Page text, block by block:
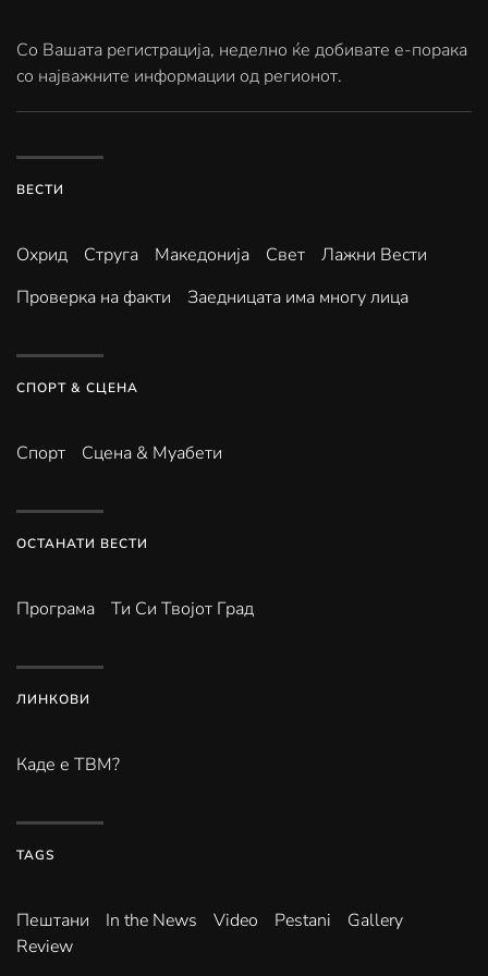
Со Вашата регистрација, неделно ќе добивате е-порака
со најважните информации од регионот.
ВЕСТИ
Охрид Струга Македонија Свет
Лажни Вести
Проверка на факти
Заедницата има многу лица
СПОРТ & СЦЕНА
Спорт Сцена & Муабети
ОСТАНАТИ ВЕСТИ
Програма Ти Си Твојот Град
ЛИНКОВИ
Каде е ТВМ?
TAGS
Пештани In the News Video Pestani
Gallery
Review